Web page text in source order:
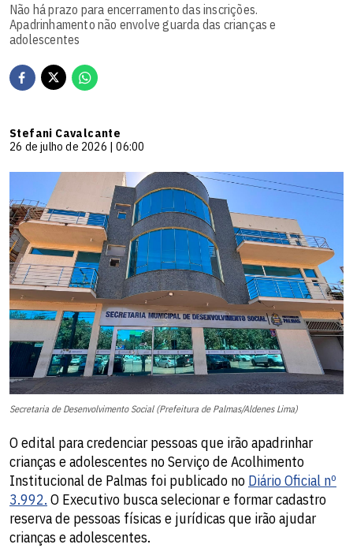
Não há prazo para encerramento das inscrições.
Apadrinhamento não envolve guarda das crianças e
adolescentes
Stefani Cavalcante
26 de julho de 2026 | 06:00
Secretaria de Desenvolvimento Social (Prefeitura de Palmas/Aldenes Lima)
O edital para credenciar pessoas que irão apadrinhar
crianças e adolescentes no Serviço de Acolhimento
Institucional de Palmas foi publicado no Diário Oficial nº
3.992. O Executivo busca selecionar e formar cadastro
reserva de pessoas físicas e jurídicas que irão ajudar
crianças e adolescentes.